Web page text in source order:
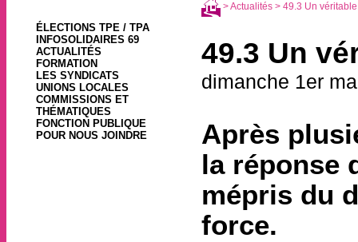
ÉLECTIONS TPE / TPA
INFOSOLIDAIRES 69
ACTUALITÉS
FORMATION
LES SYNDICATS
UNIONS LOCALES
COMMISSIONS ET
THÉMATIQUES
FONCTION PUBLIQUE
POUR NOUS JOINDRE
>Actualités> 49.3 Un
49.3 Un
dimanche 1er
Après
la réponse
mépris du
force.